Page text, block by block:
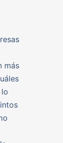
más